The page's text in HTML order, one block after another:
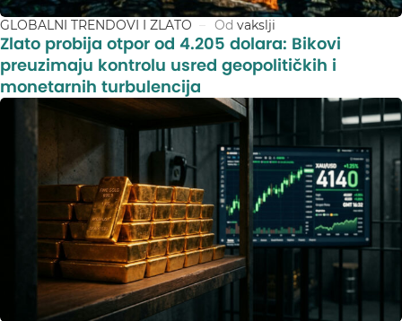
GLOBALNI TRENDOVI I ZLATO Od vakslji
Zlato probija otpor od 4.205 dolara: Bikovi
preuzimaju kontrolu usred geopolitičkih i
monetarnih turbulencija